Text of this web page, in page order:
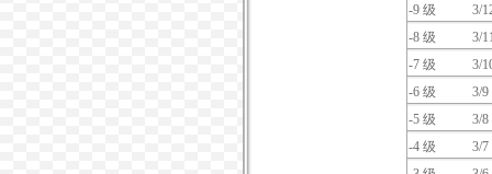
-9 级
3/
-8 级
3/
-7 级
3/
-6 级
3/9
-5 级
3/8
-4 级
3/7